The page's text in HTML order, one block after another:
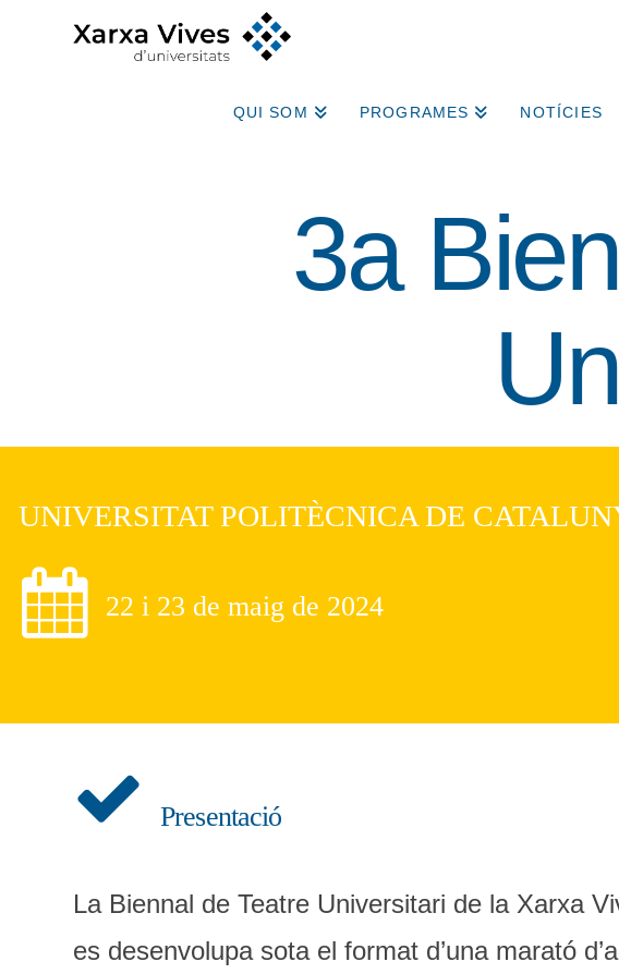
QUI SOM PROGRAMES NOTÍCIES
3a
UNIVERSITAT POLITÈCNICA DE
22 i 23 de maig de 2024
Presentació
La Biennal de Teatre Universitari de la Xarxa
es desenvolupa sota el format d’una marató